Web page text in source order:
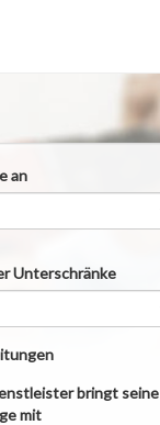
an
Unterschränke
bringt seine
mit